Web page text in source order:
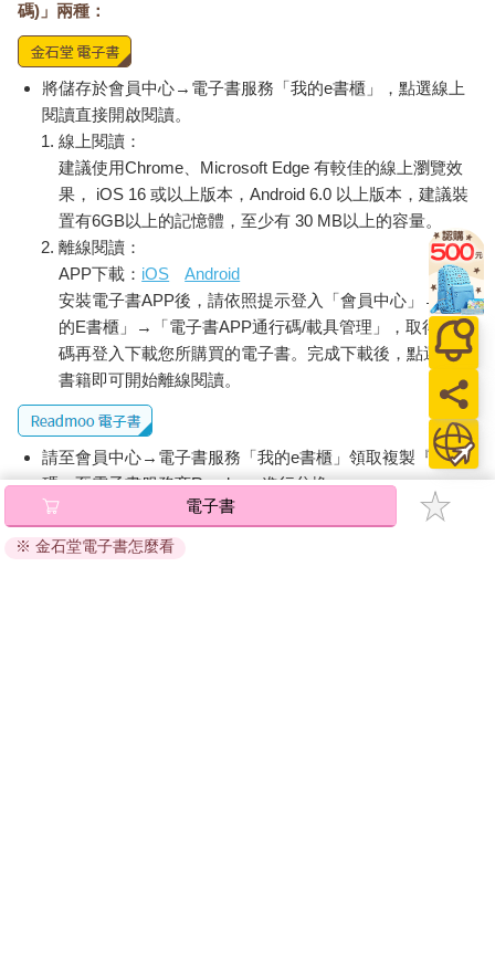
碼)」兩種：
將儲存於會員中心→電子書服務「我的e書櫃」，點選線上
閱讀直接開啟閱讀。
線上閱讀：
建議使用Chrome、Microsoft Edge 有較佳的線上瀏覽效
果， iOS 16 或以上版本，Android 6.0 以上版本，建議裝
置有6GB以上的記憶體，至少有 30 MB以上的容量。
離線閱讀：
APP下載： iOS
Android
安裝電子書APP後，請依照提示登入「會員中心」→「我
的E書櫃」→「電子書APP通行碼/載具管理」，取得通行
碼再登入下載您所購買的電子書。完成下載後，點選任一
書籍即可開始離線閱讀。
請至會員中心→電子書服務「我的e書櫃」領取複製『兌換
碼』至電子書服務商Readmoo進行兌換。
退換貨須知：
因版權保護，您在金石堂所購買的電子書僅能以金石堂專屬
電子書
※ 金石堂電子書怎麼看